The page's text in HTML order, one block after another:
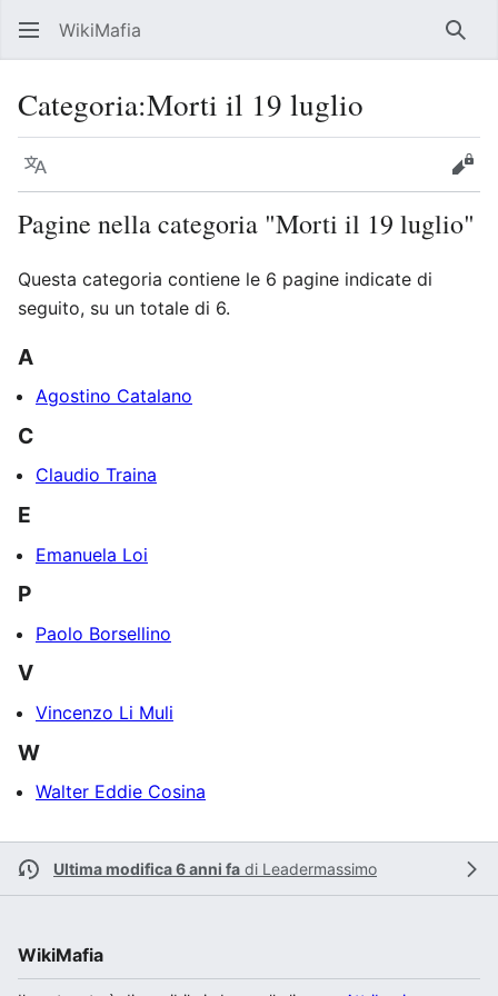
WikiMafia
Categoria:Morti il 19 luglio
Lingua Segui
Pagine nella categoria "Morti il 19 luglio"
Questa categoria contiene le 6 pagine indicate di
seguito, su un totale di 6.
A
Agostino Catalano
C
Claudio Traina
E
Emanuela Loi
P
Paolo Borsellino
V
Vincenzo Li Muli
W
Walter Eddie Cosina
Ultima modifica 6 anni fa di Leadermassimo
WikiMafia